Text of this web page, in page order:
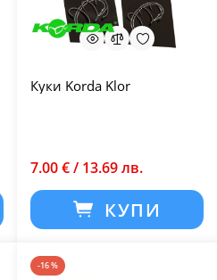
Куки Korda Klor
7.00 € / 13.69 лв.
КУПИ
-16 %